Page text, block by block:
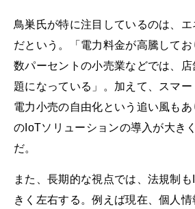
鳥巣氏が特に注目しているのは、
だという。「電力料金が高騰して
数パーセントの小売業などでは、
題になっている」。加えて、スマ
電力小売の自由化という追い風も
のIoTソリューションの導入が大き
だ。
また、長期的な視点では、法規制
きく左右する。例えば現在、個人